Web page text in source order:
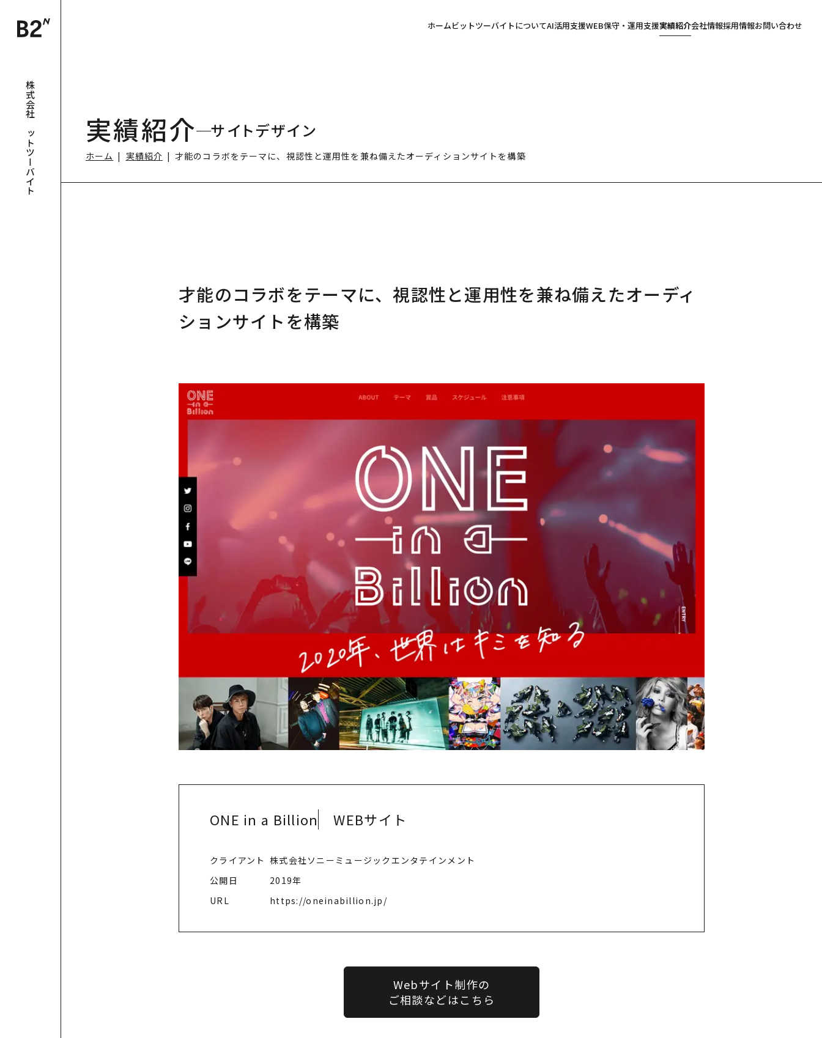
株式会社ビットツーバイト
ホームビットツーバイトについてAI活用支援WEB保守・運用支援実績紹介会社情報採用情報お問い合わせ
実績紹介 サイトデザイン
ホーム 実績紹介 才能のコラボをテーマに、視認性と運用性を兼ね備えたオーディションサイトを構築
才能のコラボをテーマに、視認性と運用性を兼ね備えたオーディ
ションサイトを構築
ONE in a Billion WEBサイト
クライアント 株式会社ソニーミュージックエンタテインメント
公開日
2019年
URL
https://oneinabillion.jp/
Webサイト制作の
ご相談などはこちら